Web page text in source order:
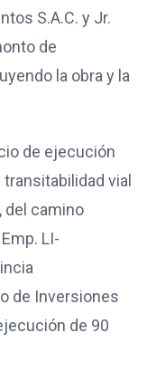
S.A.C. y Jr.
de
la obra y la
de ejecución
vial
del camino
LI-
de Inversiones
de 90